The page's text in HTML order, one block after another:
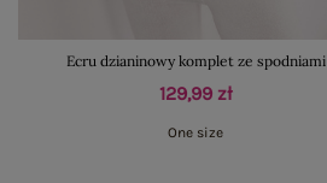
Ecru dzianinowy komplet ze spodniami
129,99 zł
One size